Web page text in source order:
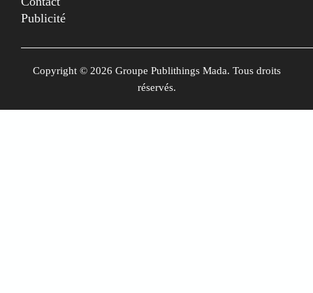
Publicité
Copyright © 2026 Groupe Publithings Mada. Tous droits
réservés.